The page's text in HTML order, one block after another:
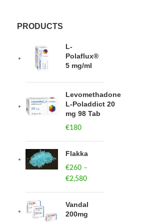
PRODUCTS
L-
Polaflux®
5 mg/ml
Levomethadone
L-Poladdict 20
mg 98 Tab
€180
Flakka
€260 –
€2,580
€260
through
Vandal
200mg